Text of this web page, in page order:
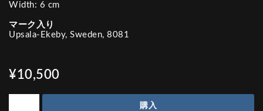
Width: 6 cm
マーク入り
Upsala-Ekeby, Sweden, 8081
¥10,500
購入